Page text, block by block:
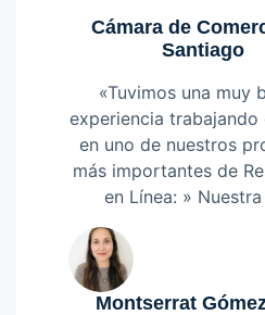
la lealtad y
han tenido con todo el
Cámara de
Santiago
«Tuvimos una muy
experiencia trabajando
en uno de nuestros
más importantes de
en Línea: »
empresas». Destaco la
humana y profesional
momento del equipo,
orientado a la
Leer más
Montserrat